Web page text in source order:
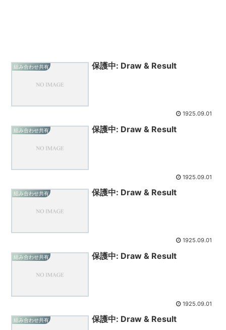
組み合わせ共有 保護中: Draw & Result
1925.09.01
組み合わせ共有 保護中: Draw & Result
1925.09.01
組み合わせ共有 保護中: Draw & Result
1925.09.01
組み合わせ共有 保護中: Draw & Result
1925.09.01
組み合わせ共有 保護中: Draw & Result